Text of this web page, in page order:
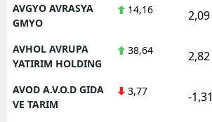
AVGYO AVRASYA
GMYO
14,16 2,09
AVHOL AVRUPA
YATIRIM HOLDING
38,64 2,82
AVOD A.V.O.D GIDA
VE TARIM
3,77 -1,31